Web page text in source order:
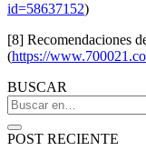
id=58637152)
[8] Recomendaciones
(https://
BUSCAR
POST RECIENTE